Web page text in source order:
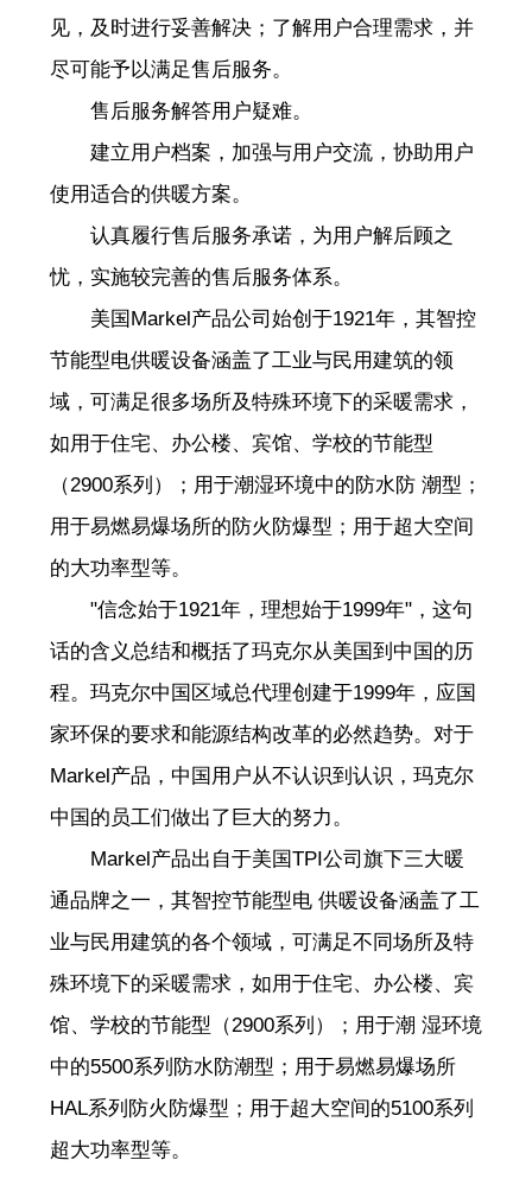
见，及时进行妥善解决；了解用户合理需求，并
尽可能予以满足售后服务。
售后服务解答用户疑难。
建立用户档案，加强与用户交流，协助用户
使用适合的供暖方案。
认真履行售后服务承诺，为用户解后顾之
忧，实施较完善的售后服务体系。
美国Markel产品公司始创于1921年，其智控
节能型电供暖设备涵盖了工业与民用建筑的领
域，可满足很多场所及特殊环境下的采暖需求，
如用于住宅、办公楼、宾馆、学校的节能型
（2900系列）；用于潮湿环境中的防水防 潮型；
用于易燃易爆场所的防火防爆型；用于超大空间
的大功率型等。
"信念始于1921年，理想始于1999年"，这句
话的含义总结和概括了玛克尔从美国到中国的历
程。玛克尔中国区域总代理创建于1999年，应国
家环保的要求和能源结构改革的必然趋势。对于
Markel产品，中国用户从不认识到认识，玛克尔
中国的员工们做出了巨大的努力。
Markel产品出自于美国TPI公司旗下三大暖
通品牌之一，其智控节能型电 供暖设备涵盖了工
业与民用建筑的各个领域，可满足不同场所及特
殊环境下的采暖需求，如用于住宅、办公楼、宾
馆、学校的节能型（2900系列）；用于潮 湿环境
中的5500系列防水防潮型；用于易燃易爆场所
HAL系列防火防爆型；用于超大空间的5100系列
超大功率型等。